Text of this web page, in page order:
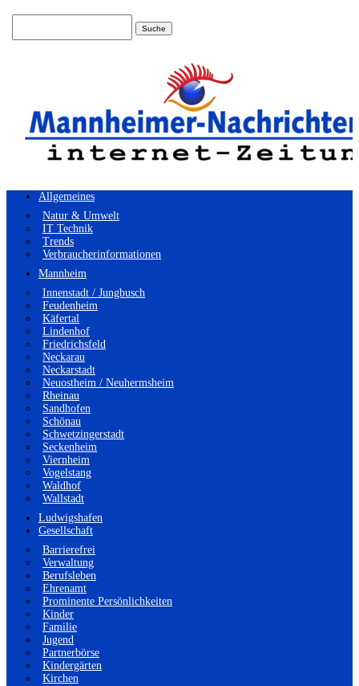
Allgemeines
Natur & Umwelt
IT Technik
Trends
Verbraucherinformationen
Mannheim
Innenstadt / Jungbusch
Feudenheim
Käfertal
Lindenhof
Friedrichsfeld
Neckarau
Neckarstadt
Neuostheim / Neuhermsheim
Rheinau
Sandhofen
Schönau
Schwetzingerstadt
Seckenheim
Viernheim
Vogelstang
Waldhof
Wallstadt
Ludwigshafen
Gesellschaft
Barrierefrei
Verwaltung
Berufsleben
Ehrenamt
Prominente Persönlichkeiten
Kinder
Familie
Jugend
Partnerbörse
Kindergärten
Kirchen